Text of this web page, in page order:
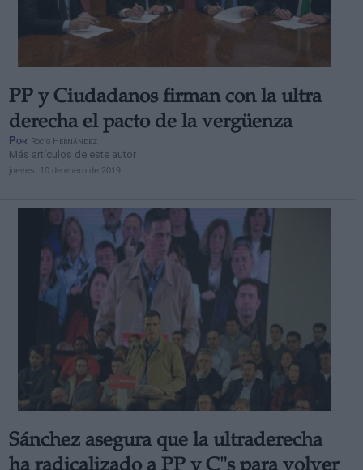
PP y Ciudadanos firman con la ultra
derecha el pacto de la vergüenza
Por Rocío Hernández
Más artículos de este autor
jueves, 10 de enero de 2019
Sánchez asegura que la ultraderecha